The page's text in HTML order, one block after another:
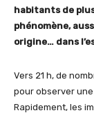
habitants de
phénomène,
origine… dans
Vers 21 h, de
pour observer une
Rapidement, les